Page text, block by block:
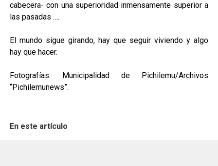
cabecera- con una superioridad inmensamente superior a
las pasadas ….
El mundo sigue girando, hay que seguir viviendo y algo
hay que hacer.
Fotografías: Municipalidad de Pichilemu/Archivos
“Pichilemunews”.
En este artículo